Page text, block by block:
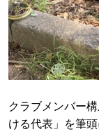
クラブメンバー
ける代表」を筆